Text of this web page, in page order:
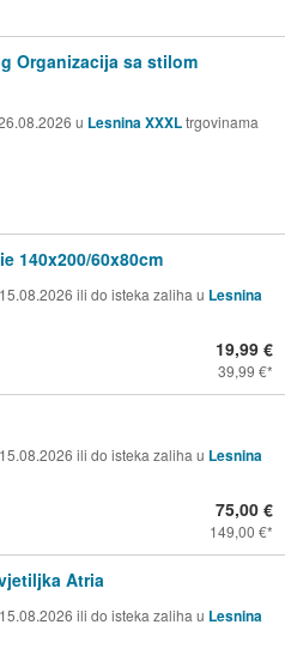
Organizacija sa stilom
u Lesnina XXXLtrgovinama
140x200/60x80cm
ili do isteka zaliha u Lesnina
19,99 €
39,99 €
ili do isteka zaliha u Lesnina
75,00 €
149,00 €
Atria
ili do isteka zaliha u Lesnina